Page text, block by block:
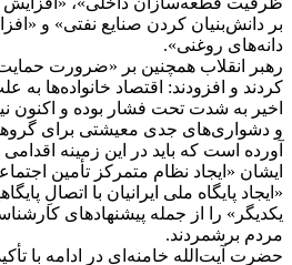
بر دانش‌بنیان کردن صنایع نفتی» و
دانه‌های روغنی».
رهبر انقلاب همچنین بر «ضرورت
کردند و افزودند: اقتصاد خانواده‌ها
اخیر به شدت تحت فشار بوده و اکنون
و دشواری‌های جدی معیشتی برای
آورده است که باید در این زمینه
ایشان «ایجاد نظام متمرکز تأمین
«ایجاد پایگاه ملی ایرانیان با اتصالِ
یکدیگر» را از جمله پیشنهادهای
مردم برشمردند.
حضرت آیت‌الله خامنه‌ای در ادامه با تأکید